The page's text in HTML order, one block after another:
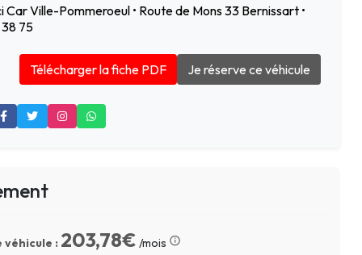
Car Ville-Pommeroeul • Route de Mons 33 Bernissart •
75
Télécharger la fiche PDF Je réserve ce véhicule
véhicule : 203,78€ /mois